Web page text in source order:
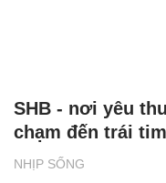
NHỊP SỐNG
SHB - nơi yêu
chạm đến trái tim